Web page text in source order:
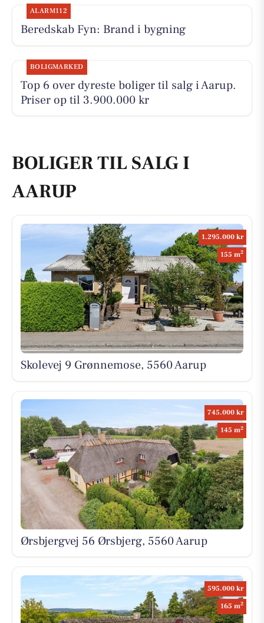
ALARM112
Beredskab Fyn: Brand i bygning
BOLIGMARKED
Top 6 over dyreste boliger til salg i Aarup.
Priser op til 3.900.000 kr
BOLIGER TIL SALG I
AARUP
1.295.000 kr
155 m2
Skolevej 9 Grønnemose, 5560 Aarup
745.000 kr
145 m2
Ørsbjergvej 56 Ørsbjerg, 5560 Aarup
595.000 kr
165 m2